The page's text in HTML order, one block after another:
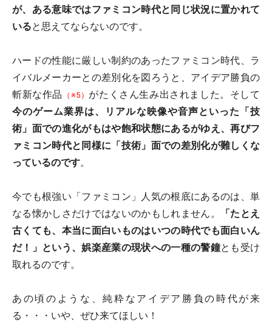
が、ある意味ではファミコン時代と同じ状況に置かれて
いると思えてならないのです。
ハードの性能に厳しい制約のあったファミコン時代、ラ
イバルメーカーとの差別化を図ろうと、アイデア勝負の
斬新な作品
（※5） がたくさん生み出されました。そして
今のゲーム業界は、リアルな映像や音声といった「技
術」面での進化がもはや飽和状態にあるがゆえ、再びフ
ァミコン時代と同様に「技術」面での差別化が難しくな
っているのです。
今でも根強い「ファミコン」人気の根底にあるのは、単
なる懐かしさだけではないのかもしれません。
「たとえ
古くても、本当に面白いものはいつの時代でも面白いん
だ！」という、娯楽産業の現状への一種の警鐘とも受け
取れるのです。
あの頃のような、純粋なアイデア勝負の時代が来
る・・・いや、ぜひ来てほしい！